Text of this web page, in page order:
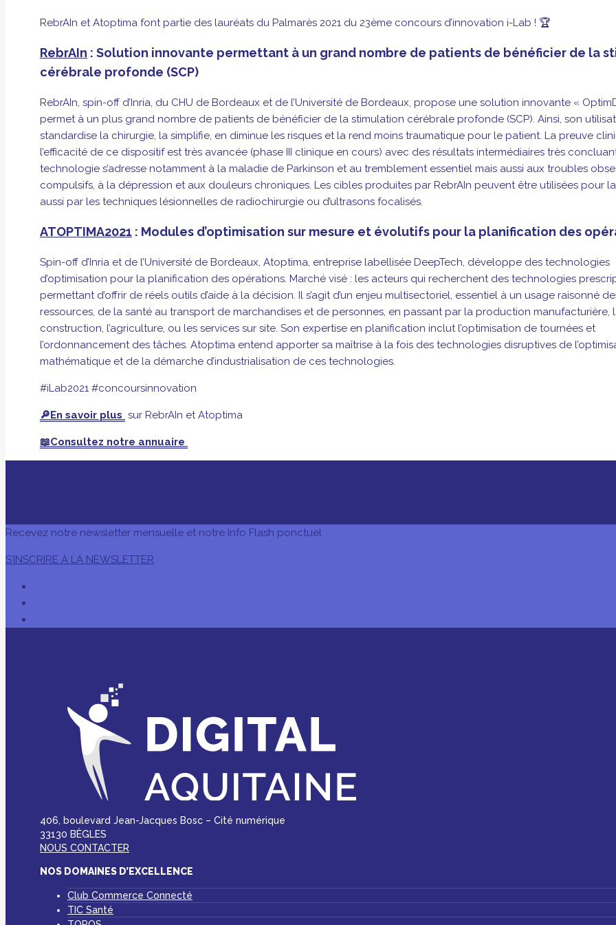
RebrAIn et Atoptima font partie des lauréats du Palmarès 2021 du 23ème concours d’innovation i-Lab ! 🏆
RebrAIn : Solution innovante permettant à un grand nombre de patients de bénéficier de la
cérébrale profonde (SCP)
RebrAIn, spin-off d’Inria, du CHU de Bordeaux et de l’Université de Bordeaux, propose une solution innovante «
permet à un plus grand nombre de patients de bénéficier de la stimulation cérébrale profonde (SCP). Ainsi, son
standardise la chirurgie, la simplifie, en diminue les risques et la rend moins traumatique pour le patient. La preuve
l’efficacité de ce dispositif est très avancée (phase III clinique en cours) avec des résultats intermédiaires très
technologie s’adresse notamment à la maladie de Parkinson et au tremblement essentiel mais aussi aux troubles
compulsifs, à la dépression et aux douleurs chroniques. Les cibles produites par RebrAIn peuvent être utilisées pour la
aussi par les techniques lésionnelles de radiochirurgie ou d’ultrasons focalisés.
ATOPTIMA2021 : Modules d’optimisation sur mesure et évolutifs pour la planification des
Spin-off d’Inria et de l’Université de Bordeaux, Atoptima, entreprise labellisée DeepTech, développe des technologies
d’optimisation pour la planification des opérations. Marché visé : les acteurs qui recherchent des technologies
permettant d’offrir de réels outils d’aide à la décision. Il s’agit d’un enjeu multisectoriel, essentiel à un usage raisonné
ressources, de la santé au transport de marchandises et de personnes, en passant par la production manufacturière,
construction, l’agriculture, ou les services sur site. Son expertise en planification inclut l’optimisation de tournées et
l’ordonnancement des tâches. Atoptima entend apporter sa maîtrise à la fois des technologies disruptives de
mathématique et de la démarche d’industrialisation de ces technologies.
#iLab2021 #concoursinnovation
🔎En savoir plus sur RebrAIn et Atoptima
📖Consultez notre annuaire
Recevez notre newsletter mensuelle et notre Info Flash ponctuel
S’INSCRIRE À LA NEWSLETTER
406, boulevard Jean-Jacques Bosc – Cité numérique
33130 BÈGLES
NOUS CONTACTER
NOS DOMAINES D’EXCELLENCE
Club Commerce Connecté
TIC Santé